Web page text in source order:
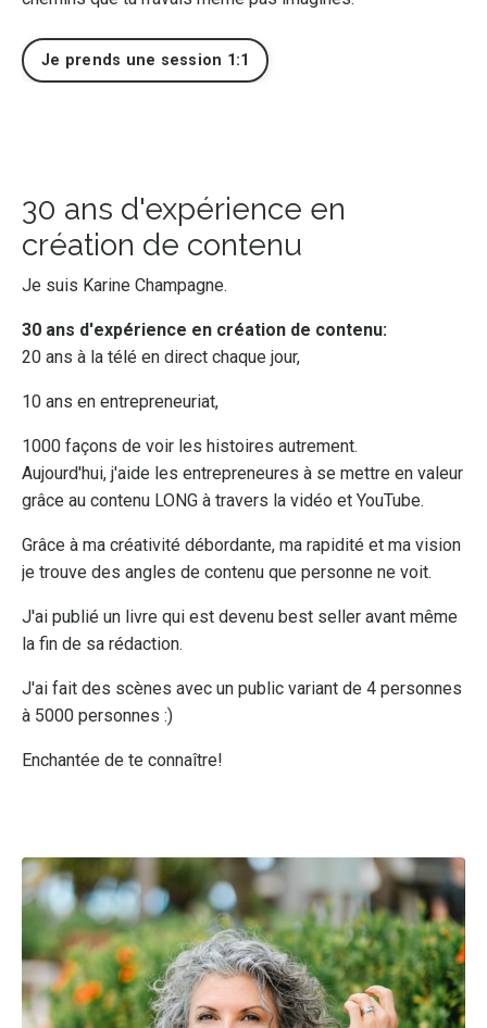
Je prends une session 1:1
30 ans d'expérience en
création de contenu
Je suis Karine Champagne.
30 ans d'expérience en création de contenu:
20 ans à la télé en direct chaque jour,
10 ans en entrepreneuriat,
1000 façons de voir les histoires autrement.
Aujourd'hui, j'aide les entrepreneures à se mettre en valeur
grâce au contenu LONG à travers la vidéo et YouTube.
Grâce à ma créativité débordante, ma rapidité et ma vision
je trouve des angles de contenu que personne ne voit.
J'ai publié un livre qui est devenu best seller avant même
la fin de sa rédaction.
J'ai fait des scènes avec un public variant de 4 personnes
à 5000 personnes :)
Enchantée de te connaître!